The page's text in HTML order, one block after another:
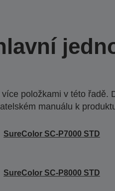
položkami v této řadě.
manuálu k
SureColor SC-P7000 STD
SureColor SC-P8000 STD